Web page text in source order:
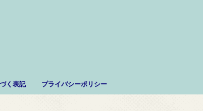
く表記 プライバシーポリシー